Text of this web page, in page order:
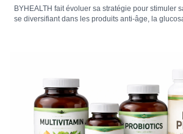
BYHEALTH fait évoluer sa stratégie pour stimuler
se diversifiant dans les produits anti-âge, la